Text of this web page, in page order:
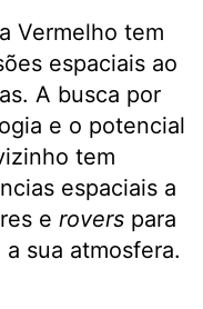
Vermelho tem
espaciais ao
A busca por
e o potencial
tem
espaciais a
e rovers para
sua atmosfera.